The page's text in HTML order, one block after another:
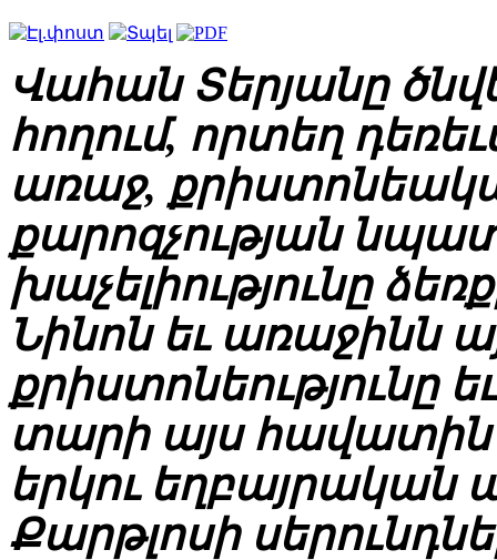
Վահան Տերյանը
հողում, որտեղ
առաջ,
քարոզչության
խաչելիությունը
Նինոն եւ առաջինն
քրիստոնեությունը
տարի այս հավատին
երկու եղբայրական
Քարթլոսի